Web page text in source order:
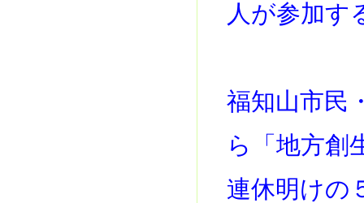
人が参加す
福知山市民
ら「地方創
連休明けの